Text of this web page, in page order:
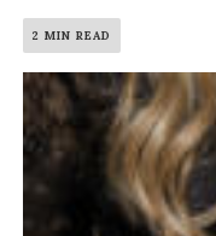
2 MIN READ